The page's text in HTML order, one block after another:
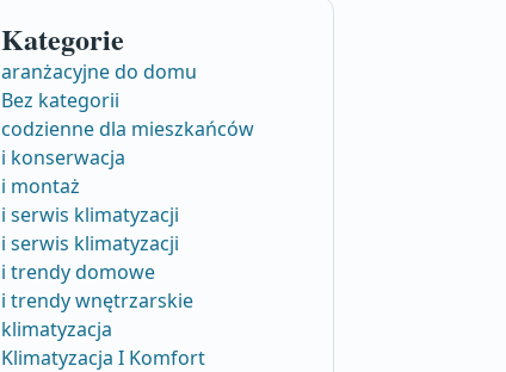
Kategorie
aranżacyjne do domu
Bez kategorii
codzienne dla mieszkańców
i konserwacja
i montaż
i serwis klimatyzacji
i serwis klimatyzacji
i trendy domowe
i trendy wnętrzarskie
klimatyzacja
Klimatyzacja I Komfort